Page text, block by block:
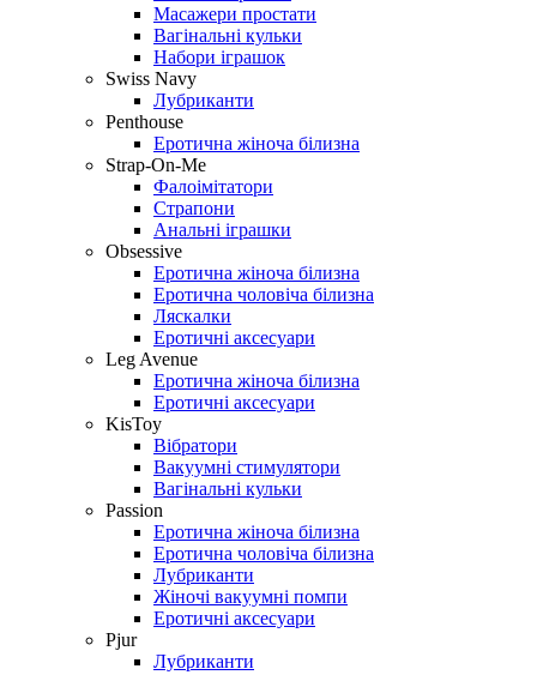
Масажери простати
Вагінальні кульки
Набори іграшок
Swiss Navy
Лубриканти
Penthouse
Еротична жіноча білизна
Strap-On-Me
Фалоімітатори
Страпони
Анальні іграшки
Obsessive
Еротична жіноча білизна
Еротична чоловіча білизна
Ляскалки
Еротичні аксесуари
Leg Avenue
Еротична жіноча білизна
Еротичні аксесуари
KisToy
Вібратори
Вакуумні стимулятори
Вагінальні кульки
Passion
Еротична жіноча білизна
Еротична чоловіча білизна
Лубриканти
Жіночі вакуумні помпи
Еротичні аксесуари
Pjur
Лубриканти